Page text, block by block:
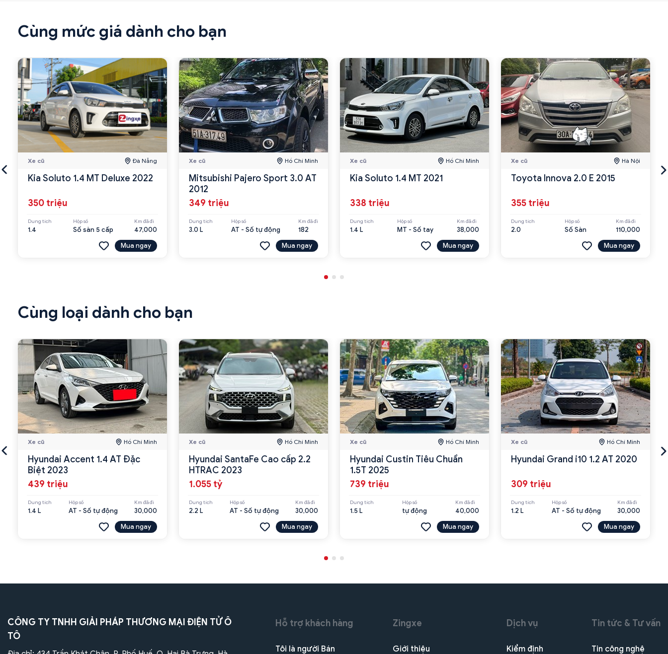
Cùng mức giá dành cho bạn
Xe cũ Đà Nẵng
Kia Soluto 1.4 MT Deluxe 2022
350 triệu
Dung tích
1.4
Hộp số
Số sàn 5 cấp
Km đã đi
47,000
Mua ngay
Xe cũ Hồ Chí Minh
Mitsubishi Pajero Sport 3.0 AT
2012
349 triệu
Dung tích
3.0 L
Hộp số
AT - Số tự động
Km đã đi
182
Mua ngay
Xe cũ Hồ Chí Minh
Kia Soluto 1.4 MT 2021
338 triệu
Dung tích
1.4 L
Hộp số
MT - Số tay
Km đã đi
38,000
Mua ngay
Xe cũ Hà Nội
Toyota Innova 2.0 E 2015
355 triệu
Dung tích
2.0
Hộp số
Số Sàn
Km đã đi
110,000
Mua ngay
Cùng loại dành cho bạn
Xe cũ Hồ Chí Minh
Hyundai Accent 1.4 AT Đặc
Biệt 2023
439 triệu
Dung tích
1.4 L
Hộp số
AT - Số tự động
Km đã đi
30,000
Mua ngay
Xe cũ Hồ Chí Minh
Hyundai SantaFe Cao cấp 2.2
HTRAC 2023
1.055 tỷ
Dung tích
2.2 L
Hộp số
AT - Số tự động
Km đã đi
30,000
Mua ngay
Xe cũ Hồ Chí Minh
Hyundai Custin Tiêu Chuẩn
1.5T 2025
739 triệu
Dung tích
1.5 L
Hộp số
tự động
Km đã đi
40,000
Mua ngay
Xe cũ Hồ Chí Minh
Hyundai Grand i10 1.2 AT 2020
309 triệu
Dung tích
1.2 L
Hộp số
AT - Số tự động
Km đã đi
30,000
Mua ngay
CÔNG TY TNHH GIẢI PHÁP THƯƠNG MẠI ĐIỆN TỬ Ô
TÔ
Hỗ trợ khách hàng
Tôi là người Bán
Zingxe
Giới thiệu
Dịch vụ
Kiểm định
Tin tức & Tư vấn
Tin công nghệ